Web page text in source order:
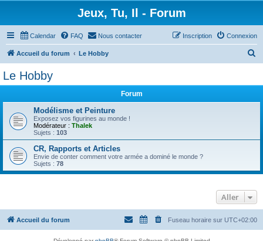
Jeux, Tu, Il - Forum
Calendar FAQ Nous contacter Connexion
Inscription
Accueil du forum Le Hobby
Le Hobby
Forum
Modélisme et Peinture
Exposez vos figurines au monde !
Modérateur : Thalek
Sujets : 103
CR, Rapports et Articles
Envie de conter comment votre armée a dominé le monde ?
Sujets : 78
Aller
Accueil du forum Fuseau horaire sur UTC+02:00